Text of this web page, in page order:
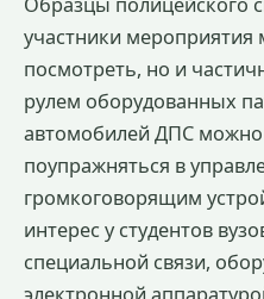
участники мероприятия
посмотреть, но и
рулем оборудованных
автомобилей ДПС
поупражняться в
громкоговорящим
интерес у студентов
специальной связи,
электронной